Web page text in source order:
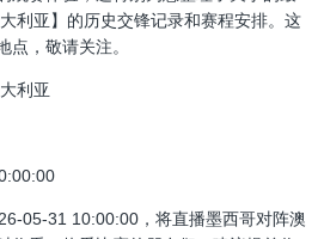
利亚】的历史交锋记录和赛程安排。这
点，敬请关注。
利亚
05-31 10:00:00，将直播墨西哥对阵澳